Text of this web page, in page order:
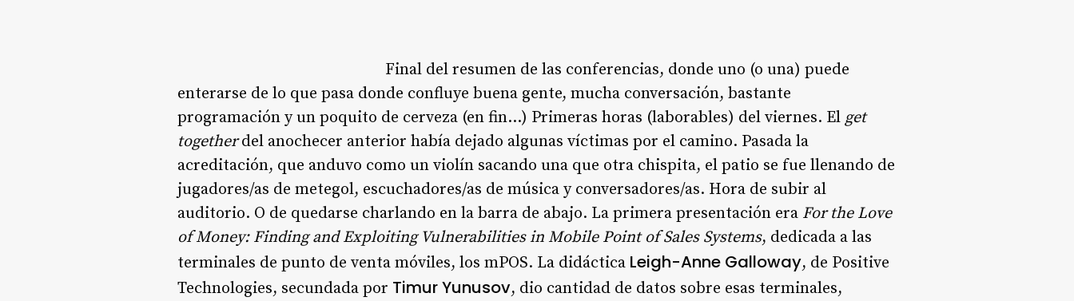
Final del resumen de las conferencias, donde uno (o una) puede
enterarse de lo que pasa donde confluye buena gente, mucha conversación, bastante
programación y un poquito de cerveza (en fin…) Primeras horas (laborables) del viernes. El get
togetherdel anochecer anterior había dejado algunas víctimas por el camino. Pasada la
acreditación, que anduvo como un violín sacando una que otra chispita, el patio se fue llenando de
jugadores/as de metegol, escuchadores/as de música y conversadores/as. Hora de subir al
auditorio. O de quedarse charlando en la barra de abajo. La primera presentación era For the Love
of Money: Finding and Exploiting Vulnerabilities in Mobile Point of Sales Systems, dedicada a las
terminales de punto de venta móviles, los mPOS. La didáctica Leigh-Anne Galloway, de Positive
Technologies, secundada por Timur Yunusov, dio cantidad de datos sobre esas terminales,